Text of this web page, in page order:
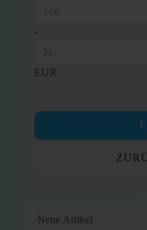
-
EUR
Neue Artikel